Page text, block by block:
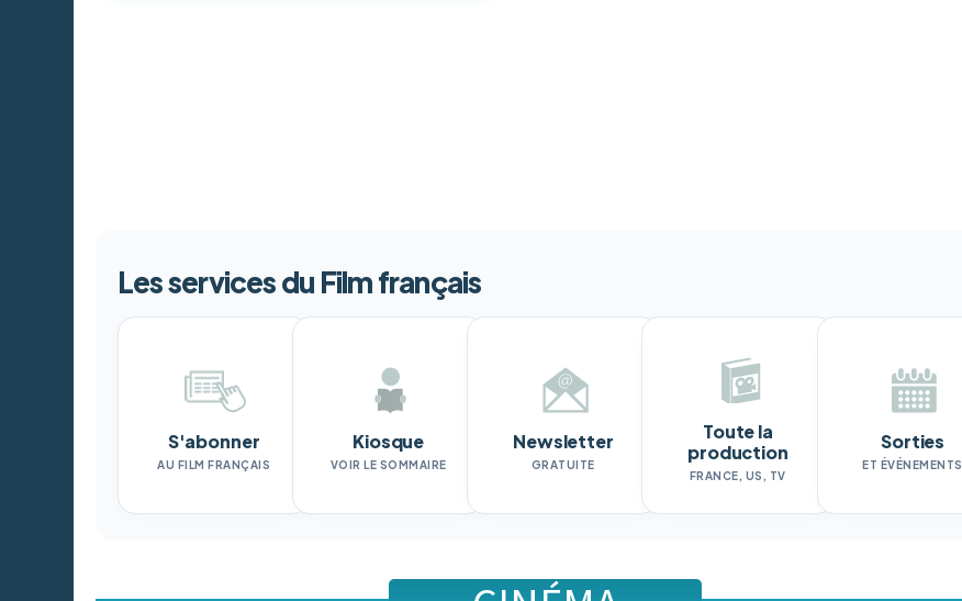
Les services du Film français
S'abonner
AU FILM FRANÇAIS
Kiosque
VOIR LE SOMMAIRE
Newsletter
GRATUITE
Toute la
production
FRANCE, US, TV
Sorties
ET ÉVÉNEMENTS